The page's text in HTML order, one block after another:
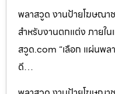
พลาสวูด งานป้ายโฆษณา
สำหรับงานตกแต่ง ภายใ
สวูด.com “เลือก แผ่นพ
ดี…